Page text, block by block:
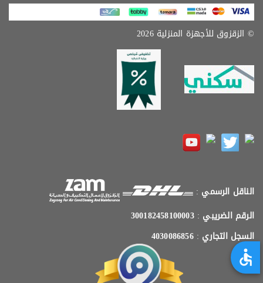
© الزقزوق للأجهزة المنزلية 2026
الناقل الرسمي:
الرقم الضريبي:
300182458100003
السجل التجاري:
4030086856